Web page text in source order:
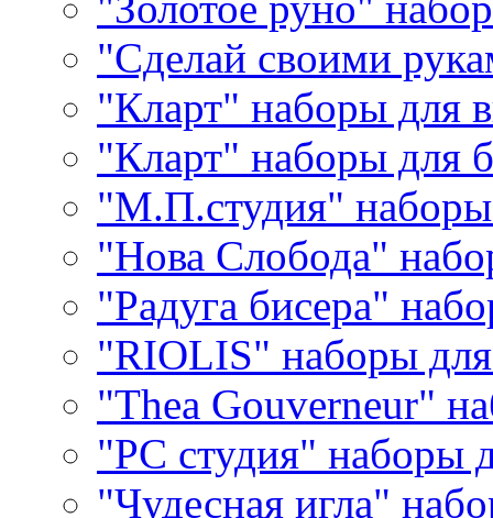
"Сделай своими
"Кларт" наборы для
"Кларт" наборы для
"М.П.студия"
"Нова Слобода"
"Радуга бисера"
"RIOLIS" наборы
"Thea Gouverneur"
"РС студия" наборы
"Чудесная игла"